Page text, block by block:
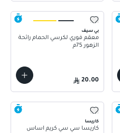
بي سيف
معقم فوري لكرسي الحمام رائحة
الزهور 75م
20.00
كاريسا
كاريسا سي سي كريم اساس